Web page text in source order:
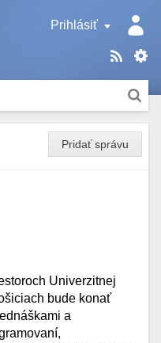
Prihlásiť
Pridať správu
Univerzitnej
bude konať
a